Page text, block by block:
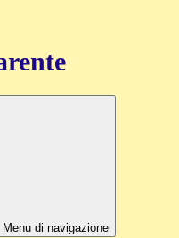
Menu di navigazione